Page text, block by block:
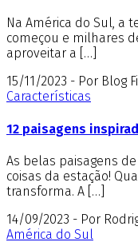
Na América do Sul, a
começou e milhares
aproveitar a […]
15/11/2023 - Por Blog
Características
12 paisagens
As belas paisagens
coisas da estação!
transforma. A […]
14/09/2023 - Por
América do Sul